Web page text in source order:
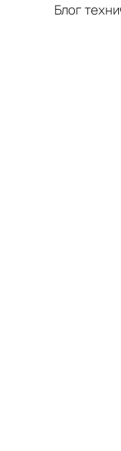
Блог